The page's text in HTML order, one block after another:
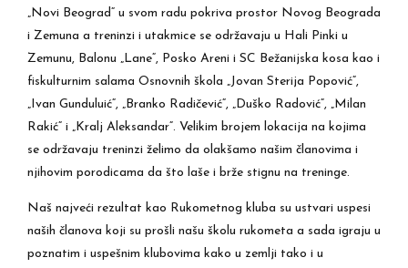
„Novi Beograd“ u svom radu pokriva prostor Novog Beograda
i Zemuna a treninzi i utakmice se održavaju u Hali Pinki u
Zemunu, Balonu „Lane“, Posko Areni i SC Bežanijska kosa kao i
fiskulturnim salama Osnovnih škola „Jovan Sterija Popović“,
„Ivan Gunduluić“, „Branko Radičević“, „Duško Radović“, „Milan
Rakić“ i „Kralj Aleksandar“. Velikim brojem lokacija na kojima
se održavaju treninzi želimo da olakšamo našim članovima i
njihovim porodicama da što laše i brže stignu na treninge.
Naš najveći rezultat kao Rukometnog kluba su ustvari uspesi
naših članova koji su prošli našu školu rukometa a sada igraju u
poznatim i uspešnim klubovima kako u zemlji tako i u